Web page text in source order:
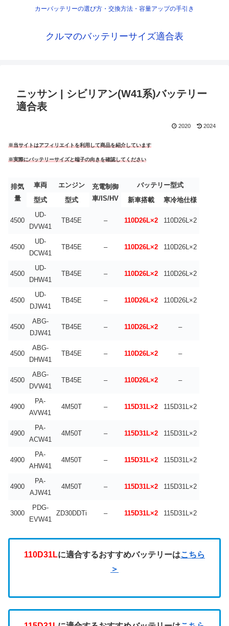
カーバッテリーの選び方・交換方法・容量アップの手引き
クルマのバッテリーサイズ適合表
ニッサン | シビリアン(W41系)バッテリー
適合表
2020 2024
※当サイトはアフィリエイトを利用して商品を紹介しています
※実際にバッテリーサイズと端子の向きを確認してください
排気
量
車両 エンジン
充電制御
車/IS/HV
バッテリー型式
型式
型式 新車搭載 寒冷地仕様
4500
UD-
DVW41
TB45E – 110D26L×2 110D26L×2
4500
UD-
DCW41
TB45E – 110D26L×2 110D26L×2
4500
UD-
DHW41
TB45E – 110D26L×2 110D26L×2
4500
UD-
DJW41
TB45E – 110D26L×2 110D26L×2
4500
ABG-
DJW41
TB45E – 110D26L×2 –
4500
ABG-
DHW41
TB45E – 110D26L×2 –
4500
ABG-
DVW41
TB45E – 110D26L×2 –
4900
PA-
AVW41
4M50T – 115D31L×2 115D31L×2
4900
PA-
ACW41
4M50T – 115D31L×2 115D31L×2
4900
PA-
AHW41
4M50T – 115D31L×2 115D31L×2
4900
PA-
AJW41
4M50T – 115D31L×2 115D31L×2
3000
PDG-
EVW41
ZD30DDTi – 115D31L×2 115D31L×2
110D31Lに適合するおすすめバッテリーはこちら
＞